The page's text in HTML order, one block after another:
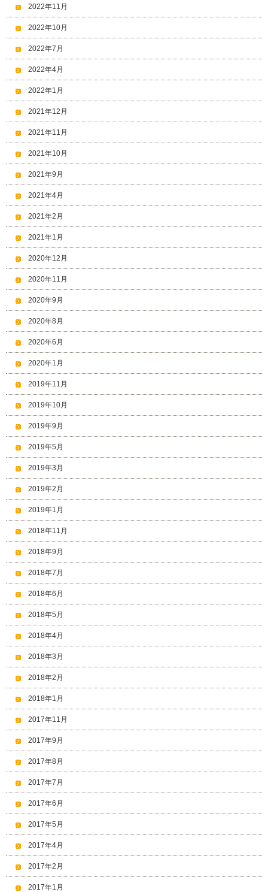
2022年11月
2022年10月
2022年7月
2022年4月
2022年1月
2021年12月
2021年11月
2021年10月
2021年9月
2021年4月
2021年2月
2021年1月
2020年12月
2020年11月
2020年9月
2020年8月
2020年6月
2020年1月
2019年11月
2019年10月
2019年9月
2019年5月
2019年3月
2019年2月
2019年1月
2018年11月
2018年9月
2018年7月
2018年6月
2018年5月
2018年4月
2018年3月
2018年2月
2018年1月
2017年11月
2017年9月
2017年8月
2017年7月
2017年6月
2017年5月
2017年4月
2017年2月
2017年1月